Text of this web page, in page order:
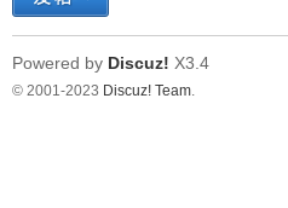
Powered by Discuz! X3.4
© 2001-2023 Discuz! Team.